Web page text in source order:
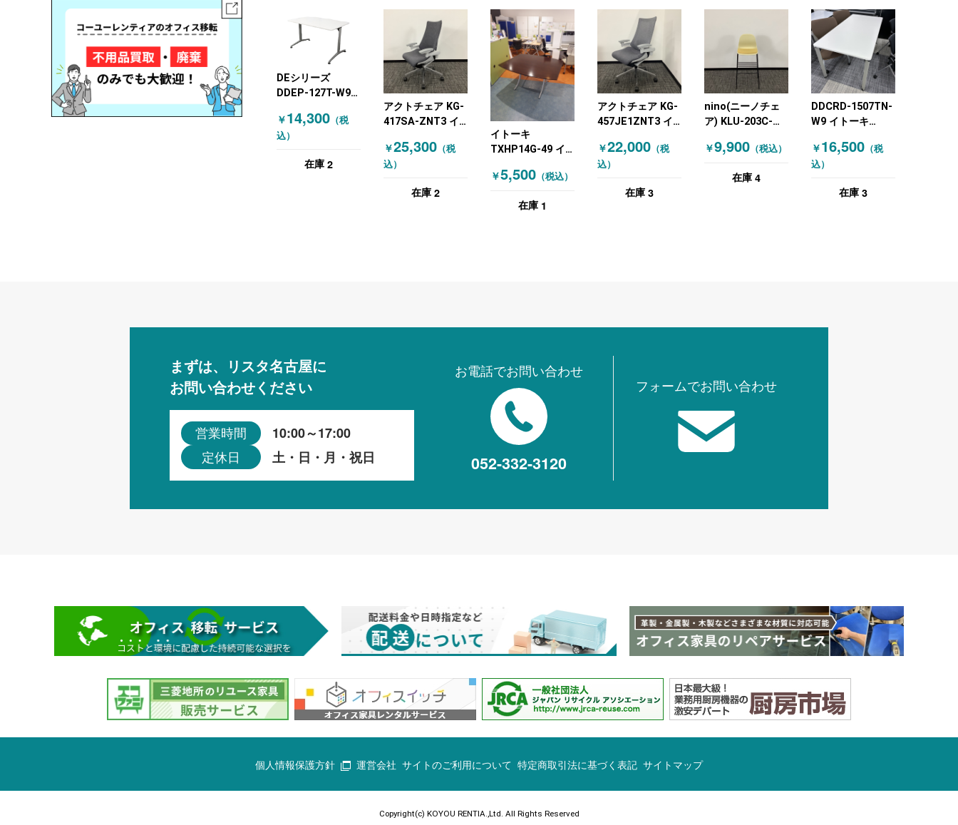
DEシリーズ
DDEP-127T-W9
ミーティングテー
ブル ミーティング
脚 グレー ホワイ
￥14,300 （税
込）
在庫 2
アクトチェア KG-
417SA-ZNT3 イ
フィスチェア 肘付
きチェア 布張り
￥25,300（税
込）
在庫 2
イトーキ
TXHP14G-49 イ
ーティングテーブ
ラウン）
￥5,500（税込）
在庫 1
アクトチェア KG-
457JE1ZNT3 イ
フィスチェア 肘付
きチェア
￥22,000（税
込）
在庫 3
nino(ニーノチェ
ア) KLU-203C-
(ITOKI) ハイチェ
￥9,900（税込）
在庫 4
DDCRD-1507TN-
W9 イトーキ
ングテーブル ミー
ティングテーブル
￥16,500（税
込）
在庫 3
まずは、リスタ名古屋に
お問い合わせください
営業時間 10:00～17:00
定休日 土・日・月・祝日
お電話でお問い合わせ
052-332-3120
フォームでお問い合わせ
個人情報保護方針 運営会社 サイトのご利用について 特定商取引法に基づく表記 サイトマップ
Copyright(c) KOYOU RENTIA.,Ltd. All Rights Reserved